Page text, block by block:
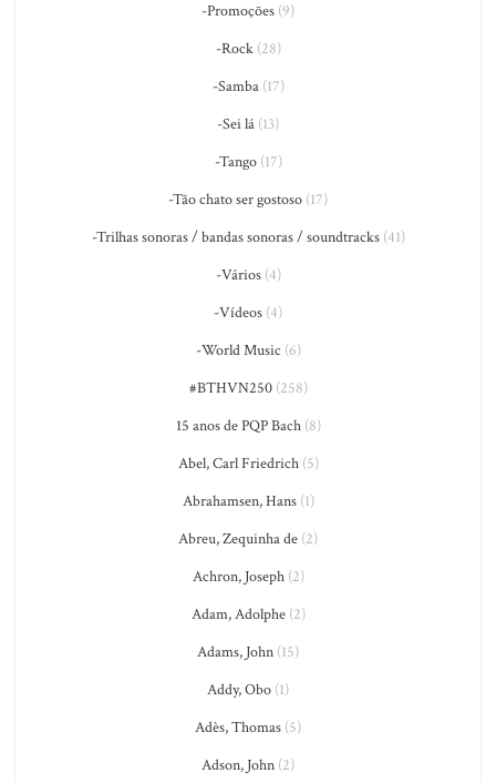
-Promoções (9)
-Rock(28)
-Samba(17)
-Sei lá (13)
-Tango(17)
-Tão chato ser gostoso (17)
-Trilhas sonoras / bandas sonoras / soundtracks(41)
-Vários(4)
-Vídeos (4)
-World Music (6)
#BTHVN250(258)
15 anos de PQP Bach(8)
Abel, Carl Friedrich(5)
Abrahamsen, Hans(1)
Abreu, Zequinha de (2)
Achron, Joseph(2)
Adam, Adolphe(2)
Adams, John (15)
Addy, Obo (1)
Adès, Thomas (5)
Adson, John (2)